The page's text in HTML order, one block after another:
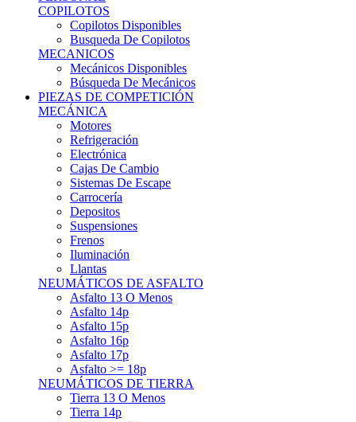
Copilotos Disponibles
Busqueda De Copilotos
MECANICOS
Mecánicos Disponibles
Búsqueda De Mecánicos
PIEZAS DE COMPETICIÓN
MECÁNICA
Motores
Refrigeración
Electrónica
Cajas De Cambio
Sistemas De Escape
Carrocería
Depositos
Suspensiones
Frenos
Iluminación
Llantas
NEUMÁTICOS DE ASFALTO
Asfalto 13 O Menos
Asfalto 14p
Asfalto 15p
Asfalto 16p
Asfalto 17p
Asfalto >= 18p
NEUMÁTICOS DE TIERRA
Tierra 13 O Menos
Tierra 14p
Tierra >= 15p